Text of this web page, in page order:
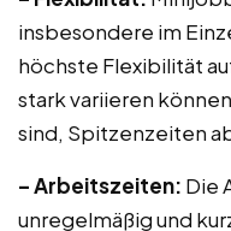
insbesondere im
höchste Flexibilität
stark variieren
sind, Spitzenzeiten
– Arbeitszeiten: Die
unregelmäßig und